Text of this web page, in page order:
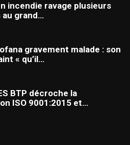
incendie ravage plusieurs
grand…
gravement malade : son
« qu’il…
BTP décroche la
ISO 9001:2015 et…